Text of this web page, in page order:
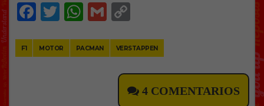
Facebook
Twitter
WhatsApp
Gmail
F1 MOTOR PACMAN VERSTAPPEN
4 COMENTARIOS